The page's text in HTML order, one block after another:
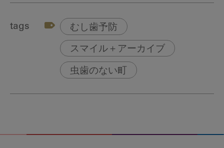
tags むし歯予防
スマイル＋アーカイブ
虫歯のない町